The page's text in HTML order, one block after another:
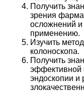
Получить
зрения
осложнений и
применению.
Изучить
колоноскопа.
Получить
эффективной
эндоскопии и